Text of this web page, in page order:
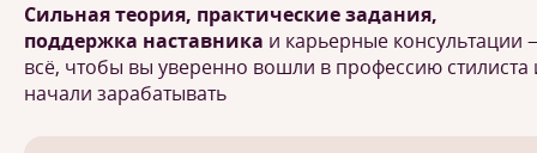
Сильная теория, практические задания,
поддержка наставника и карьерные консультации
всё, чтобы вы уверенно вошли в профессию стилиста
начали зарабатывать